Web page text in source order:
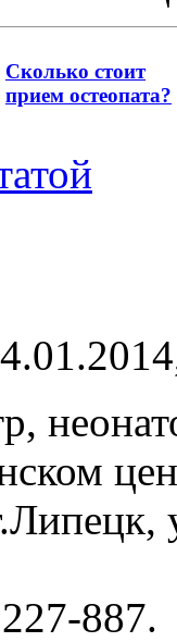
Сколько стоит
прием остеопата?
887.